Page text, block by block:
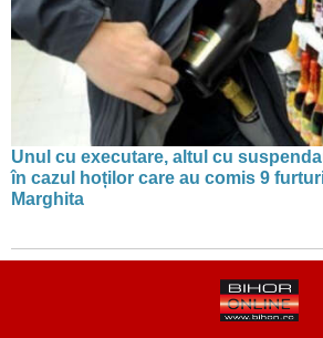
Unul cu executare, altul cu
în cazul hoților care au comis 9
Marghita